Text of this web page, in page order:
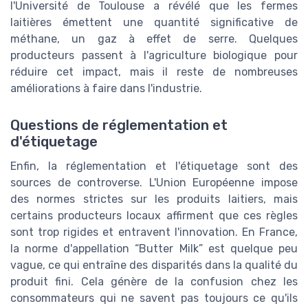
l'Université de Toulouse a révélé que les fermes
laitières émettent une quantité significative de
méthane, un gaz à effet de serre. Quelques
producteurs passent à l'agriculture biologique pour
réduire cet impact, mais il reste de nombreuses
améliorations à faire dans l'industrie.
Questions de réglementation et
d'étiquetage
Enfin, la réglementation et l'étiquetage sont des
sources de controverse. L'Union Européenne impose
des normes strictes sur les produits laitiers, mais
certains producteurs locaux affirment que ces règles
sont trop rigides et entravent l'innovation. En France,
la norme d'appellation “Butter Milk” est quelque peu
vague, ce qui entraîne des disparités dans la qualité du
produit fini. Cela génère de la confusion chez les
consommateurs qui ne savent pas toujours ce qu'ils